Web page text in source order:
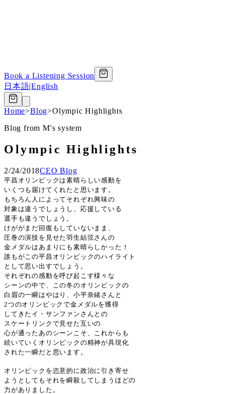
Book a Listening Session
日本語|English
Home>Blog>Olympic Highlights
Blog from M's system
Olympic Highlights
2/24/2018CEO Blog
平昌オリンピックは素晴らしい感動を
いくつも届けてくれたと思います。
もちろん人によってそれぞれ興味の
対象は違うでしょうし、応援している
選手も違うでしょう。
けががまだ回復もしていないまま、
圧巻の演技を見せた羽生結弦さんの
金メダルはあまりにも素晴らしかった！
誰もがこの平昌オリンピックのハイライト
として思い出すでしょう。
それぞれの感動を呼び起こす様々な
シーンの中で、この冬のオリンピックの
白眉の一瞬はやはり、小平奈緒さんと
2つのオリンピックで金メダルを獲得
してきたイ・サンファンさんとの
スケートリンクで見せた互いの
心が通ったあのシーンこそ、これからも
続いていくオリンピックの精神が具現化
された一瞬だと思います。
オリンピックを恣意的に政治に引き寄せ
ようとしてもそれを瞬殺してしまうほどの
力がありました。